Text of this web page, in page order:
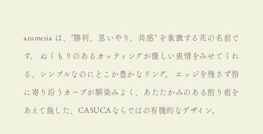
arumeria は、"勝利、思いやり、共感" を象徴する花の名前で
す。 ぬくもりのあるカッティングが優しい表情をみせてくれ
る、シンプルなのにどこか豊かなリング。 エッジを残さず指
に寄り沿うカーブが馴染みよく、あたたかみのある削り痕を
あえて施した、CASUCAならではの有機的なデザイン。